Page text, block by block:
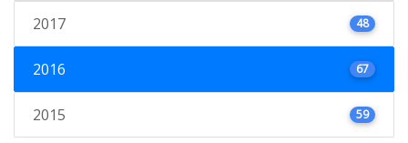
2017 48
2016 67
2015 59